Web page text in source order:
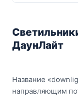
ДаунЛайт
Название
направляющим